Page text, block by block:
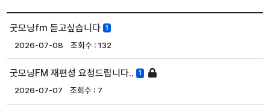
굿모닝fm 듣고싶습니다 1
2026-07-08 132
굿모닝FM 재편성 요청드립니다.. 1
2026-07-07 7